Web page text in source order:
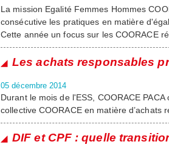
La mission Egalité Femmes Hommes
consécutive les pratiques en matière
Cette année un focus sur les COORACE
Les achats responsables
05 décembre 2014
Durant le mois de l'ESS, COORACE
collective COORACE en matière d’achats
DIF et CPF : quelle